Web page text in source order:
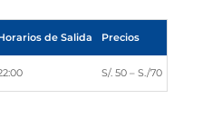
de Salida Precios
S/. 50 – S./70